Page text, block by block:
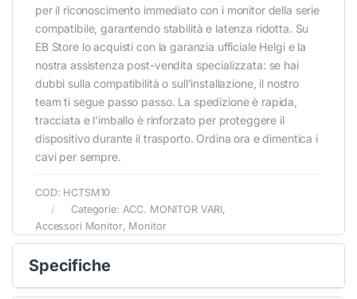
per il riconoscimento immediato con i monitor della serie
compatibile, garantendo stabilità e latenza ridotta. Su
EB Store lo acquisti con la garanzia ufficiale Helgi e la
nostra assistenza post-vendita specializzata: se hai
dubbi sulla compatibilità o sull’installazione, il nostro
team ti segue passo passo. La spedizione è rapida,
tracciata e l’imballo è rinforzato per proteggere il
dispositivo durante il trasporto. Ordina ora e dimentica i
cavi per sempre.
COD: HCTSM10
Categorie: ACC. MONITOR VARI,
Accessori Monitor, Monitor
Specifiche